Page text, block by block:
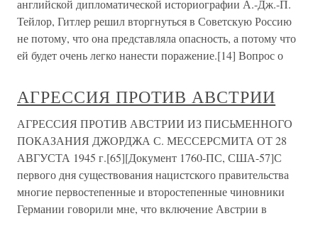
английской дипломатической историографии А.-Дж.-П.
Тейлор, Гитлер решил вторгнуться в Советскую Россию
не потому, что она представляла опасность, а потому что
ей будет очень легко нанести поражение.[14] Вопрос о
АГРЕССИЯ ПРОТИВ АВСТРИИ
АГРЕССИЯ ПРОТИВ АВСТРИИ ИЗ ПИСЬМЕННОГО
ПОКАЗАНИЯ ДЖОРДЖА С. МЕССЕРСМИТА ОТ 28
АВГУСТА 1945 г.[65][Документ 1760-ПС, США-57]С
первого дня существования нацистского правительства
многие первостепенные и второстепенные чиновники
Германии говорили мне, что включение Австрии в